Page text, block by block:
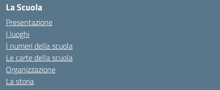
La Scuola
Presentazione
I luoghi
I numeri della scuola
Le carte della scuola
Organizzazione
La storia